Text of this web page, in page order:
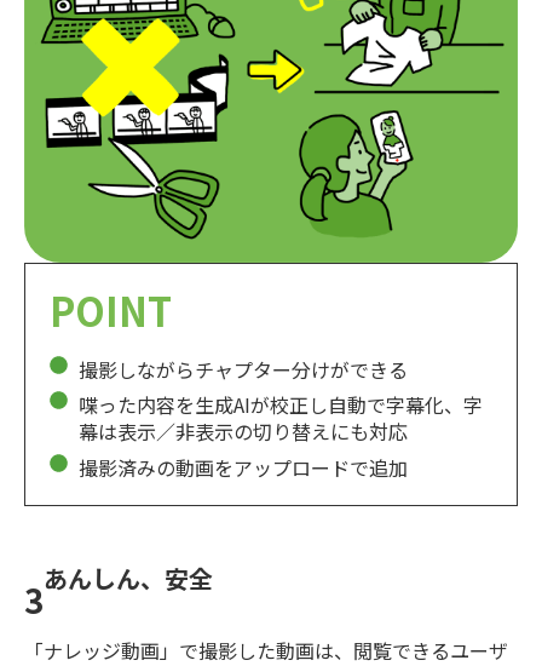
POINT
撮影しながらチャプター分けができる
喋った内容を生成AIが校正し自動で字幕化、字
幕は表示／非表示の切り替えにも対応
撮影済みの動画をアップロードで追加
3あんしん、安全
「ナレッジ動画」で撮影した動画は、閲覧できるユーザ